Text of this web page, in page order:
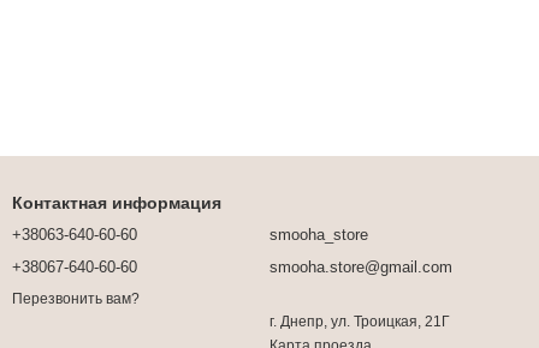
Контактная информация
+38063-640-60-60
+38067-640-60-60
Перезвонить вам?
smooha_store
smooha.store@gmail.com
г. Днепр, ул. Троицкая, 21Г